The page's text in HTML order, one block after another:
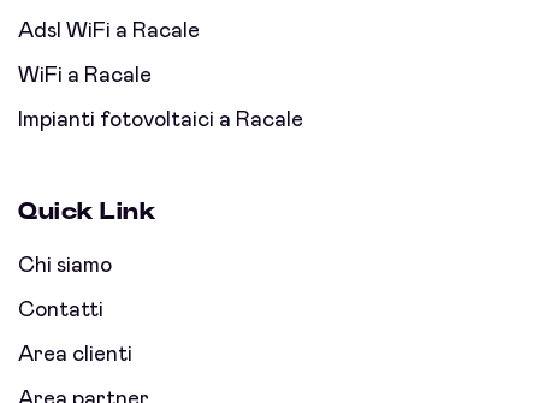
Adsl WiFi a Racale
WiFi a Racale
Impianti fotovoltaici a Racale
Quick Link
Chi siamo
Contatti
Area clienti